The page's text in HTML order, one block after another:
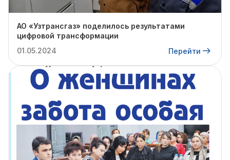
АО «Узтрансгаз» поделилось результатами
цифровой трансформации
01.05.2024
Перейти